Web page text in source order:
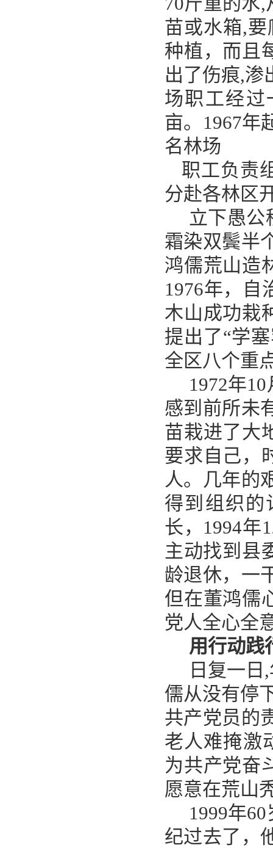
苗或水箱,
种植，而且
出了伤痕,
场职工经
亩。1967年
名林场
职工负责
分赴各林区
立下愚公
霜染双鬓半
鸿儒荒山造
1976年，自
木山成功栽
提出了“学
全区八个重
1972年
感到前所未
苗栽进了大
要求自己，
人。几年的
得到组织的
长，1994年
主动找到县
龄退休，一
但在董鸿儒
党人全心全
用行动践
日复一日
儒从没有停
共产党员的
老人难掩激
为共产党奋
愿意在荒山
1999年
纪过去了，